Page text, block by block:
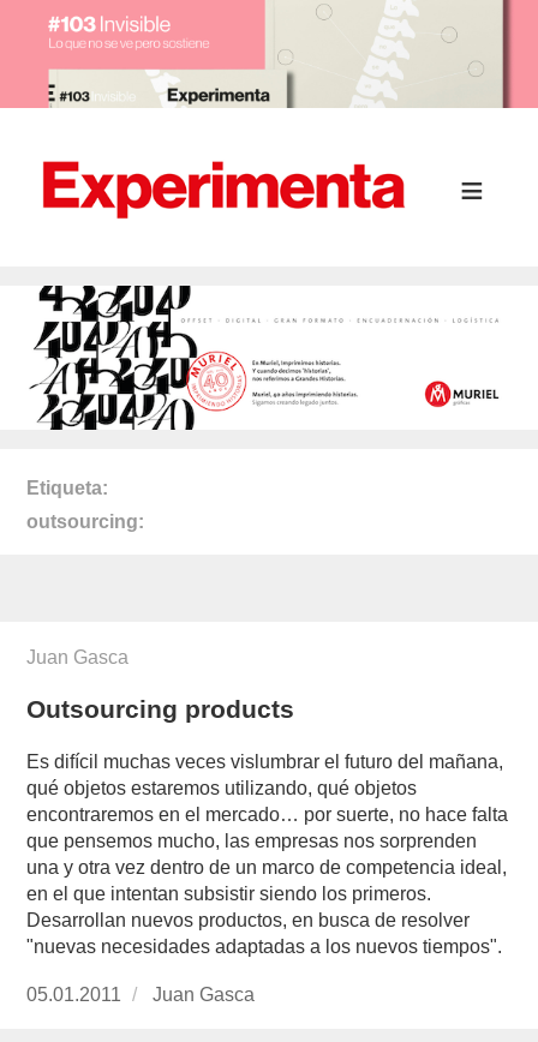
Etiqueta
outsourcing
Juan Gasca
Outsourcing products
Es difícil muchas veces vislumbrar el futuro del mañana,
qué objetos estaremos utilizando, qué objetos
encontraremos en el mercado… por suerte, no hace falta
que pensemos mucho, las empresas nos sorprenden
una y otra vez dentro de un marco de competencia ideal,
en el que intentan subsistir siendo los primeros.
Desarrollan nuevos productos, en busca de resolver
"nuevas necesidades adaptadas a los nuevos tiempos".
Publicado
05.01.2011 https://www.experimenta.es/author/
Juan Gasca